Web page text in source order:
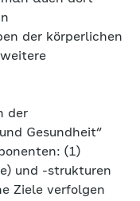
der körperlichen
der
Gesundheit“
(1)
und -strukturen
Ziele verfolgen